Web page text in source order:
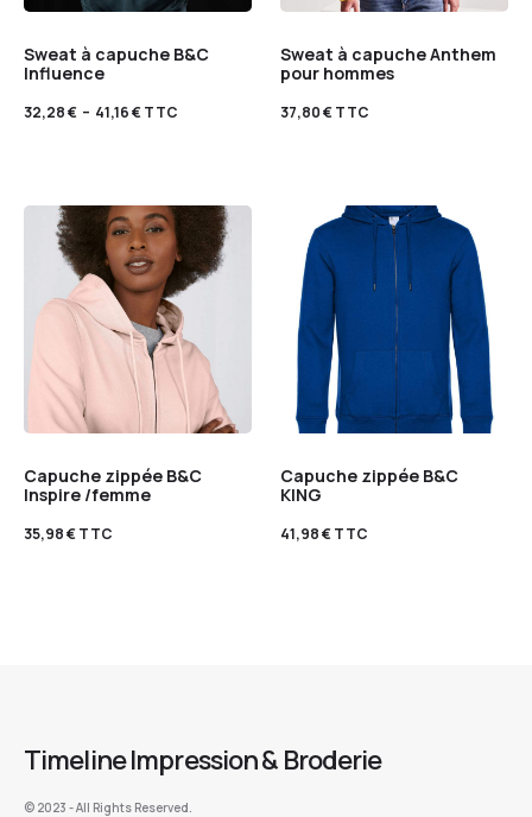
Sweat à capuche B&C
Influence
32,28€ – 41,16€TTC
Sweat à capuche Anthem
pour hommes
37,80€TTC
Capuche zippée B&C
Inspire /femme
35,98€TTC
Capuche zippée B&C
KING
41,98€TTC
Timeline Impression & Broderie
©️ 2023 - All Rights Reserved.